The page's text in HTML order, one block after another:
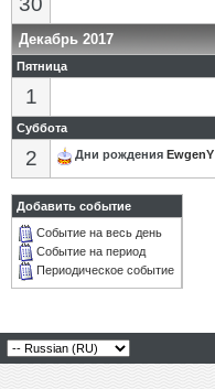
Декабрь 2017
Пятница
1
Суббота
2 Дни рождения EwgenY
Добавить событие
Событие на весь день
Событие на период
Периодическое событие